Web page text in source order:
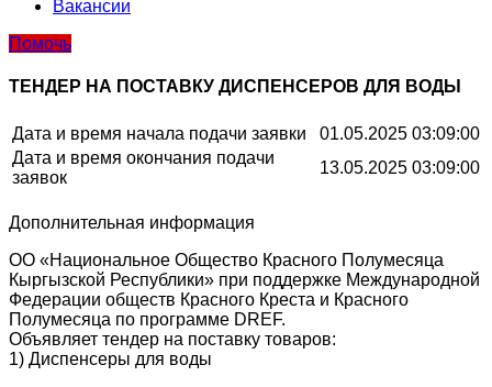
Вакансии
Помочь
ТЕНДЕР НА ПОСТАВКУ ДИСПЕНСЕРОВ ДЛЯ ВОДЫ
Дата и время начала подачи заявки
01.05.2025 03:09:00
Дата и время окончания подачи
заявок
13.05.2025 03:09:00
Дополнительная информация
ОО «Национальное Общество Красного Полумесяца
Кыргызской Республики» при поддержке Международной
Федерации обществ Красного Креста и Красного
Полумесяца по программе DREF.
Объявляет тендер на поставку товаров:
1) Диспенсеры для воды